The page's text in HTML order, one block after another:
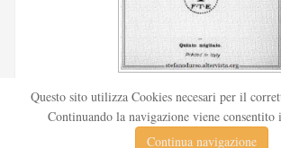
Pubblicata nel 1912 sul «Corriere della sera»,
ridi fu successivamente inserita nella ...
Questo sito utilizza Cookies necesari per il
Continuando la navigazione viene
Continua navigazione